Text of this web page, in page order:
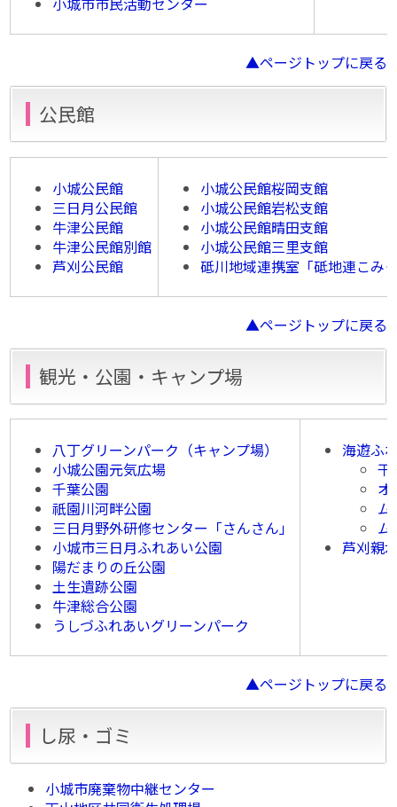
▲ページトップに戻る
公民館
小城公民館
三日月公民館
牛津公民館
牛津公民館別館
芦刈公民館
小城公民館桜岡支館
小城公民館岩松支館
小城公民館晴田支館
小城公民館三里支館
砥川地域連携室「砥地連こみ
▲ページトップに戻る
観光・公園・キャンプ場
八丁グリーンパーク（キャンプ場）
小城公園元気広場
千葉公園
祇園川河畔公園
三日月野外研修センター「さんさん」
小城市三日月ふれあい公園
陽だまりの丘公園
土生遺跡公園
牛津総合公園
うしづふれあいグリーンパーク
海遊ふ
干
オ
ム
ム
芦刈親
▲ページトップに戻る
し尿・ゴミ
小城市廃棄物中継センター